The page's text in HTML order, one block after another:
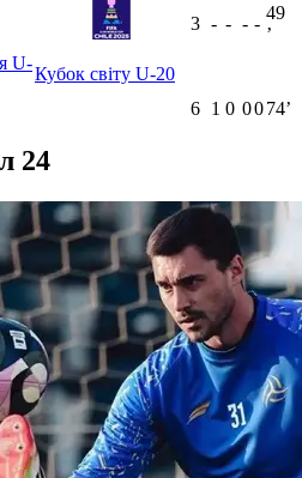
U-
Кубок світу U-20
3 - - - -
49
ʼ
6 1 0 0074ʼ
24